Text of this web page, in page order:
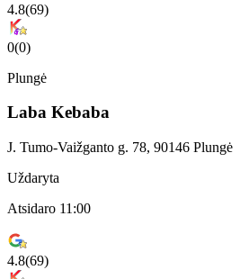
4.8(69)
0(0)
Plungė
Laba Kebaba
J. Tumo-Vaižganto g. 78, 90146 Plungė
Uždaryta
Atsidaro 11:00
4.8(69)